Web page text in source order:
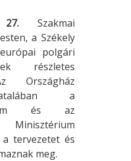
27. Szakmai
a Székely
polgári
részletes
Országház
a
és az
tervezetet és
meg.